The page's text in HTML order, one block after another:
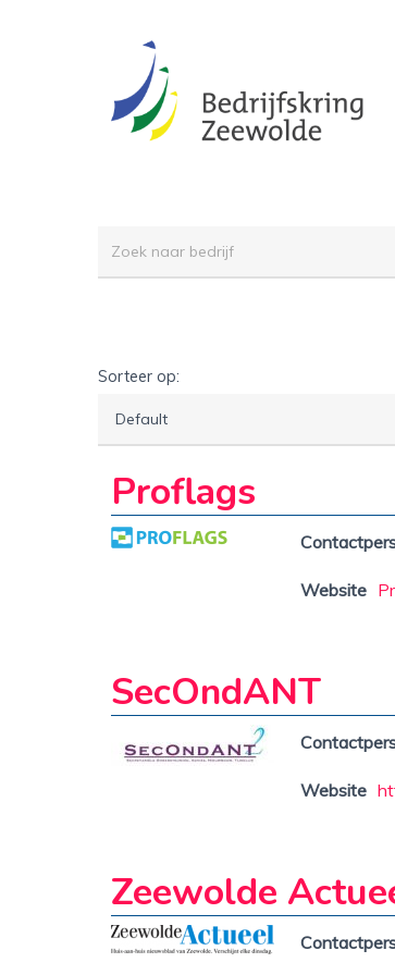
Sorteer op:
Proflags
Website
SecOndANT
Website
Zeewolde